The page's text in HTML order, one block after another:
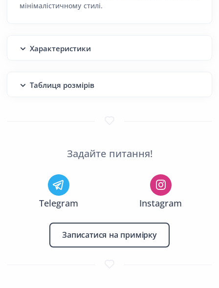
мінімалістичному стилі.
Характеристики
Таблиця розмірів
Задайте питання!
Telegram Instagram
Записатися на примірку